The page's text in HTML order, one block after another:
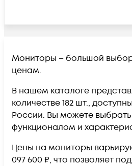
Мониторы – большой
ценам.
В нашем каталоге
количестве 182 шт.,
России. Вы можете
функционалом и
Цены на мониторы
097 600 ₽, что позволяет